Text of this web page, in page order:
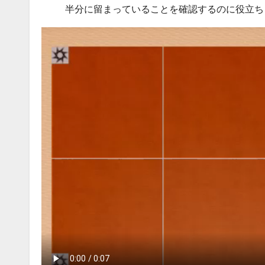
半分に留まっていることを確認するのに役立